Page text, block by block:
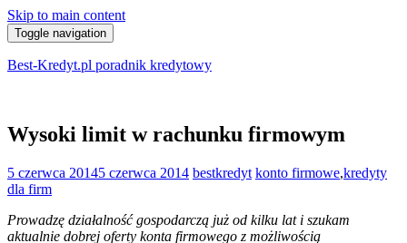
Skip to main content
Toggle navigation
Best-Kredyt.pl poradnik kredytowy
Wysoki limit w rachunku firmowym
5 czerwca 20145 czerwca 2014 bestkredyt konto firmowe,kredyty
dla firm
Prowadzę działalność gospodarczą już od kilku lat i szukam
aktualnie dobrej oferty konta firmowego z możliwością